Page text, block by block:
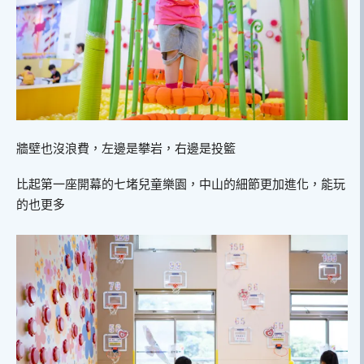
牆壁也沒浪費，左邊是攀岩，右邊是投籃
比起第一座開幕的七堵兒童樂園，中山的細節更加進化，能玩
的也更多